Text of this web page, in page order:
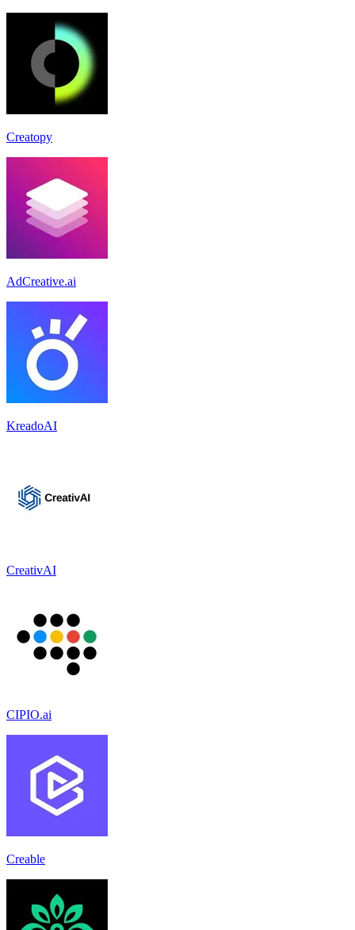
Creatopy
AdCreative.ai
KreadoAI
CreativAI
CIPIO.ai
Creable